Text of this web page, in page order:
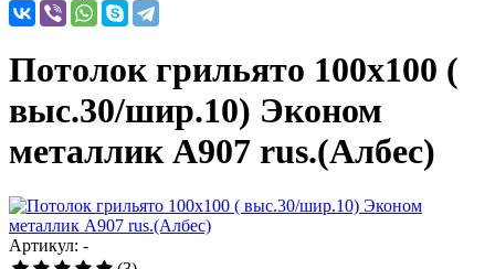
Потолок грильято 100х100 (
выс.30/шир.10) Эконом
металлик А907 rus.(Албес)
Артикул: -